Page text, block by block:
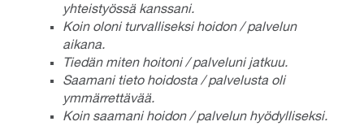
yhteistyössä kanssani.
Koin oloni turvalliseksi hoidon / palvelun
aikana.
Tiedän miten hoitoni / palveluni jatkuu.
Saamani tieto hoidosta / palvelusta oli
ymmärrettävää.
Koin saamani hoidon / palvelun hyödylliseksi.